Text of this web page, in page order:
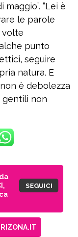
“Lei è
le parole
volte
punto
seguire
natura. E
è debolezza
gentili non
SEGUICI